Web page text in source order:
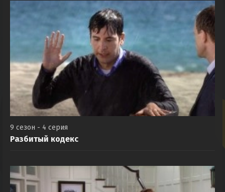
9 сезон - 4 серия
Разбитый кодекс